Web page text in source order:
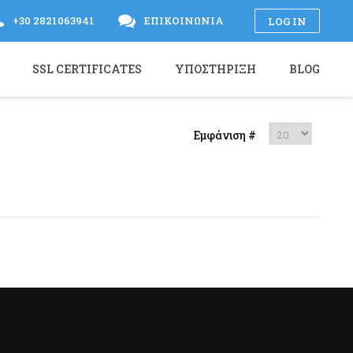
Εμφάνιση #
LOG IN
+30 2821063941 ΕΠΙΚΟΙΝΩΝΊΑ
SSL CERTIFICATES ΥΠΟΣΤΉΡΙΞΗ BLOG